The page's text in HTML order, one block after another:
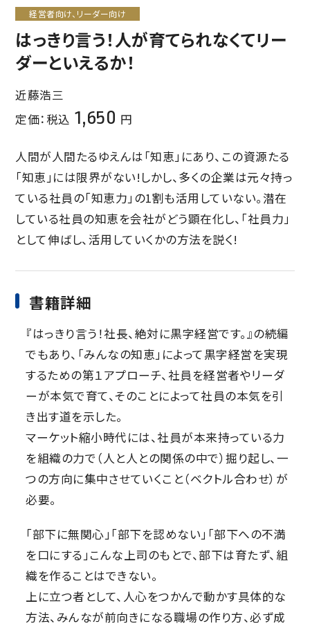
経営者向け、リーダー向け
はっきり言う！人が育てられなくてリー
ダーといえるか！
近藤浩三
定価：税込 1,650 円
人間が人間たるゆえんは「知恵」にあり、この資源たる
「知恵」には限界がない!しかし、多くの企業は元々持っ
ている社員の「知恵力」の1割も活用していない。潜在
している社員の知恵を会社がどう顕在化し、「社員力」
として伸ばし、活用していくかの方法を説く!
書籍詳細
『はっきり言う！社長、絶対に黒字経営です。』の続編
でもあり、「みんなの知恵」によって黒字経営を実現
するための第１アプローチ、社員を経営者やリーダ
ーが本気で育て、そのことによって社員の本気を引
き出す道を示した。
マーケット縮小時代には、社員が本来持っている力
を組織の力で（人と人との関係の中で）掘り起し、一
つの方向に集中させていくこと（ベクトル合わせ）が
必要。
「部下に無関心」「部下を認めない」「部下への不満
を口にする」こんな上司のもとで、部下は育たず、組
織を作ることはできない。
上に立つ者として、人心をつかんで動かす具体的な
方法、みんなが前向きになる職場の作り方、必ず成